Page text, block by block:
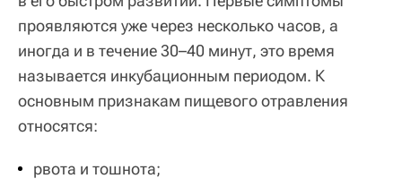
проявляются уже через несколько часов, а
иногда и в течение 30–40 минут, это время
называется инкубационным периодом. К
основным признакам пищевого отравления
относятся:
рвота и тошнота;